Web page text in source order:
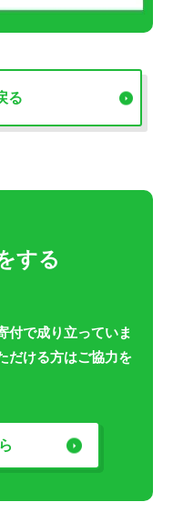
る
する
付で成り立っていま
だける方はご協力を